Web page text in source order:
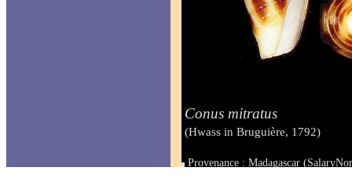
Conus mitratus
(Hwass in Bruguière, 1792)
Provenance : Madagascar